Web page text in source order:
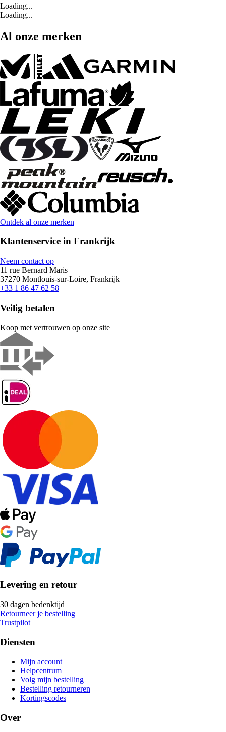
Loading...
Loading...
Al onze merken
Ontdek al onze merken
Klantenservice in Frankrijk
Neem contact op
11 rue Bernard Maris
37270 Montlouis-sur-Loire, Frankrijk
+33 1 86 47 62 58
Veilig betalen
Koop met vertrouwen op onze site
Levering en retour
30 dagen bedenktijd
Retourneer je bestelling
Trustpilot
Diensten
Mijn account
Helpcentrum
Volg mijn bestelling
Bestelling retourneren
Kortingscodes
Over